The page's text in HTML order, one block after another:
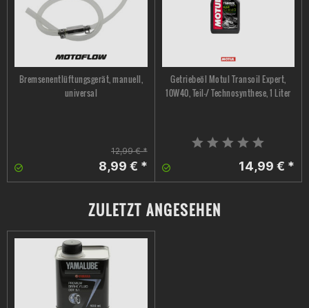
Bremsenentlüftungsgerät, manuell,
universal
12,99 € *
8,99 € *
Getriebeöl Motul Transoil Expert,
10W40, Teil-/ Technosynthese, 1 Liter
14,99 € *
ZULETZT ANGESEHEN